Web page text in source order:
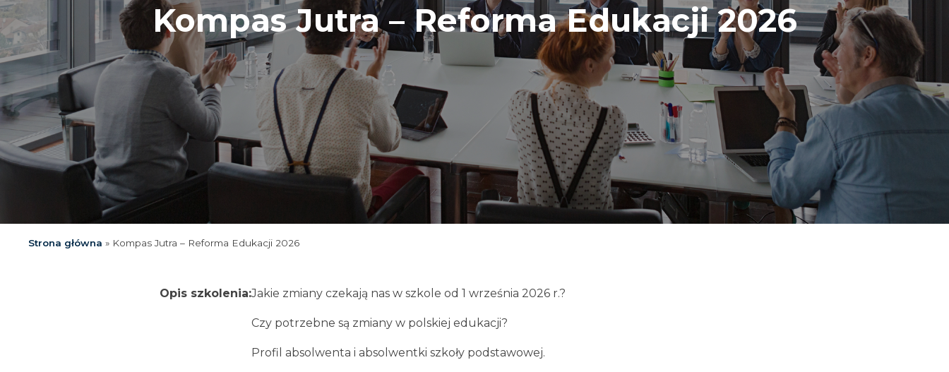
Kompas Jutra – Reforma Edukacji 2026
Strona główna » Kompas Jutra – Reforma Edukacji 2026
Opis szkolenia:Jakie zmiany czekają nas w szkole od 1 września 2026 r.?
Czy potrzebne są zmiany w polskiej edukacji?
Profil absolwenta i absolwentki szkoły podstawowej.